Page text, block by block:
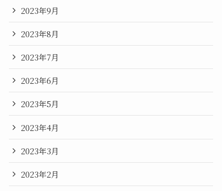
2023年9月
2023年8月
2023年7月
2023年6月
2023年5月
2023年4月
2023年3月
2023年2月